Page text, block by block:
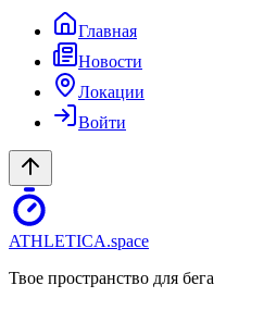
Главная
Новости
Локации
Войти
ATHLETICA.space
Твое пространство для бега